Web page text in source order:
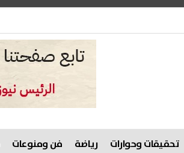
تحقيقات وحوارات رياضة فن ومنوعات